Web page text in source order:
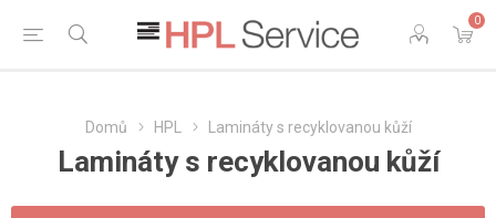
0
Domů HPL Lamináty s recyklovanou kůží
Lamináty s recyklovanou kůží